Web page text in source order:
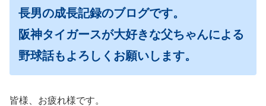
長男の成長記録のブログです。
阪神タイガースが大好きな父ちゃんによる
野球話もよろしくお願いします。
皆様、お疲れ様です。